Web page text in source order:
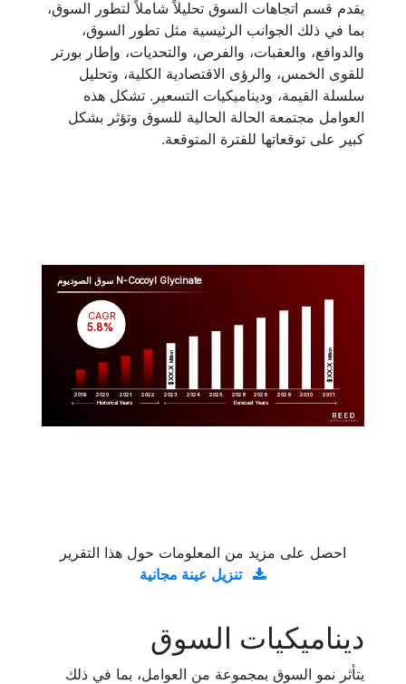
يقدم قسم اتجاهات السوق تحليلاً شاملاً لتطور السوق،
بما في ذلك الجوانب الرئيسية مثل تطور السوق،
والدوافع، والعقبات، والفرص، والتحديات، وإطار بورتر
للقوى الخمس، والرؤى الاقتصادية الكلية، وتحليل
سلسلة القيمة، وديناميكيات التسعير. تشكل هذه
العوامل مجتمعة الحالة الحالية للسوق وتؤثر بشكل
كبير على توقعاتها للفترة المتوقعة.
سوق الصوديوم N-Cocoyl Glycinate
2019 2020 2021 2022 2023 2024 2025 2026 2028 2029 2030 2031
$XX.X
Million
$XX.X
Million
CAGR
5.8%
Historical Years Forecast Years
احصل على مزيد من المعلومات حول هذا التقرير
تنزيل عينة مجانية
ديناميكيات السوق
يتأثر نمو السوق بمجموعة من العوامل، بما في ذلك